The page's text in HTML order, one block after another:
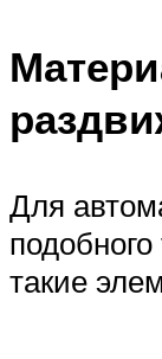
Для
такие